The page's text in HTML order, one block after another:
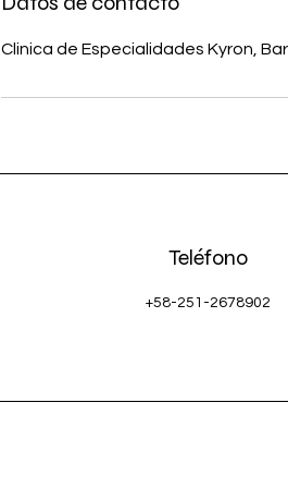
Clinica de Especialidades Kyron,
Teléfono
+58-251-2678902